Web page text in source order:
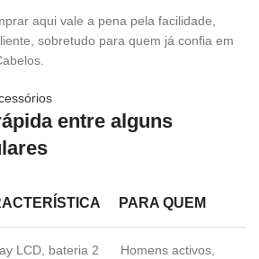
aqui vale a pena pela facilidade,
sobretudo para quem já confia em
entre alguns
PARA QUEM
LCD, bateria 2
Homens activos,